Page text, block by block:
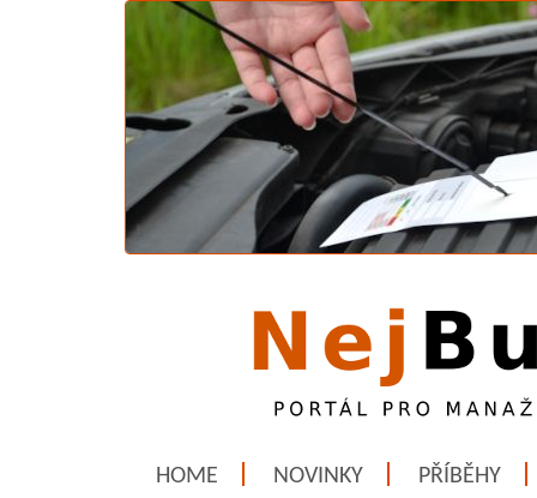
HOME NOVINKY PŘÍBĚHY